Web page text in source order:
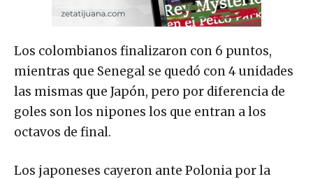
Los colombianos finalizaron con 6 puntos,
mientras que Senegal se quedó con 4 unidades
las mismas que Japón, pero por diferencia de
goles son los nipones los que entran a los
octavos de final.
Los japoneses cayeron ante Polonia por la